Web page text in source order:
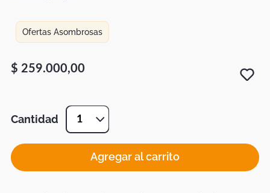
Ofertas Asombrosas
$ 259.000,00
Cantidad 1
Agregar al carrito